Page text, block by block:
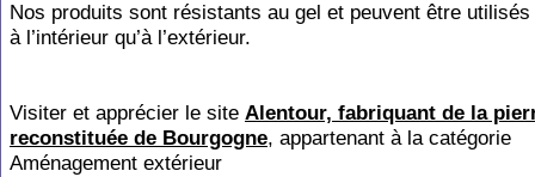
Nos produits sont résistants au gel et peuvent être
à l’intérieur qu’à l’extérieur.
Visiter et apprécier le site Alentour, fabriquant de la
reconstituée de Bourgogne, appartenant à la catégorie
Aménagement extérieur